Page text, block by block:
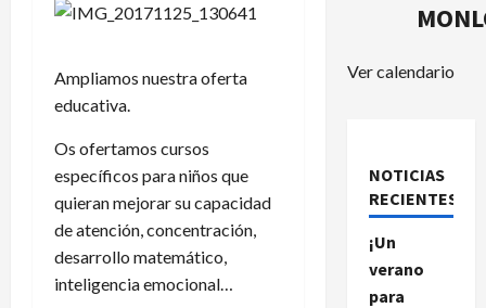
Ampliamos nuestra oferta
educativa.
Os ofertamos cursos
específicos para niños que
quieran mejorar su capacidad
de atención, concentración,
desarrollo matemático,
inteligencia emocional…
Ver calendario
NOTICIAS
RECIENTES.
¡Un
verano
para